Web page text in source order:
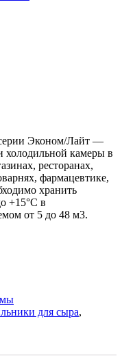
Эконом/Лайт —
холодильной камеры в
ресторанах,
фармацевтике,
хранить
+15°С в
от 5 до 48 м3.
для сыра,